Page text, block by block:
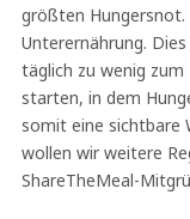
größten
Unterernährung.
täglich zu wenig zum
starten, in dem
somit eine sichtbare
wollen wir weitere
ShareTheMeal-